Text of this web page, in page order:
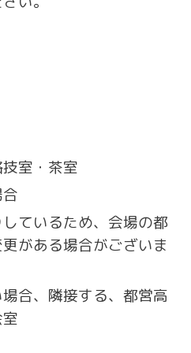
室・茶室
ているため、会場の都
がある場合がございま
合、隣接する、都営高